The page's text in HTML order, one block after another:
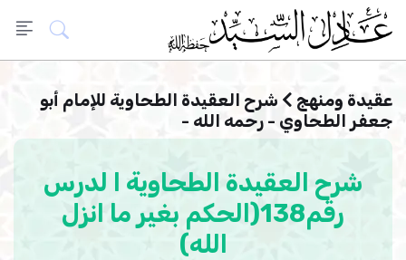
عقيدة ومنهج
شرح العقيدة الطحاوية للإمام أبو
جعفر الطحاوي - رحمه الله -
شرح العقيدة الطحاوية ا لدرس
رقم138(الحكم بغير ما انزل
الله)